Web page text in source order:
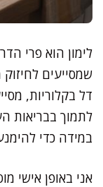
שמסייעים
דל בקלוריות,
לתמוך בבריאות
במידה כדי
אני באופן אישי